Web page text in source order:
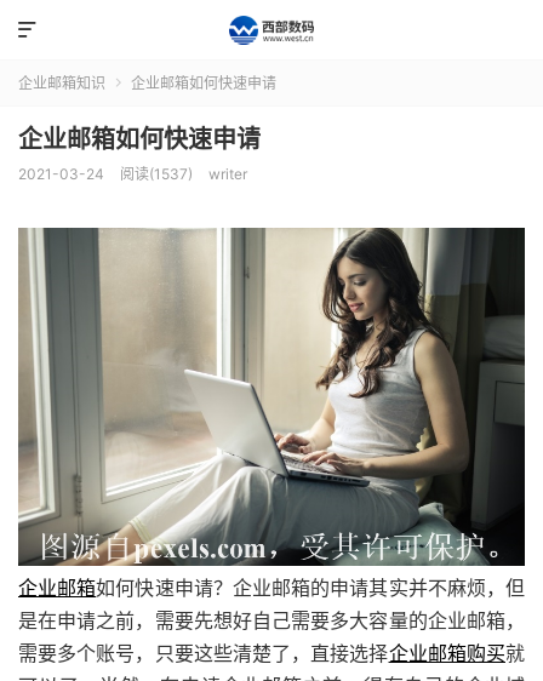

企业邮箱知识  企业邮箱如何快速申请
企业邮箱如何快速申请
2021-03-24 阅读(1537) writer
企业邮箱如何快速申请？企业邮箱的申请其实并不麻烦，但
是在申请之前，需要先想好自己需要多大容量的企业邮箱，
需要多个账号，只要这些清楚了，直接选择企业邮箱购买就